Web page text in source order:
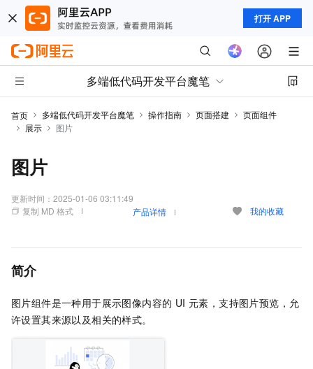
打开 APP
多端低代码开发平台魔笔
首页 多端低代码开发平台魔笔 操作指南 页面搭建
页面组件
展示
图片
图片
更新时间： 2025-01-06 03:11:49
复制 MD 格式
产品详情 我的收藏
简介
图片组件是一种用于展示图像内容的 UI 元素，支持图片预览，允
许设置其来源以及相关的样式。